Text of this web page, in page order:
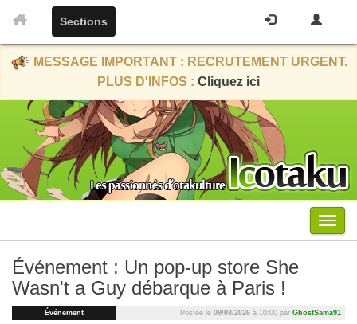
Sections
MESSAGE IMPORTANT : RECRUTEMENT URGENT.
PLUS D'INFOS : Cliquez ici
Menu
Événement : Un pop-up store She
Wasn't a Guy débarque à Paris !
Événement Postée le 09/03/2026 à 10:00 par GhostSama91